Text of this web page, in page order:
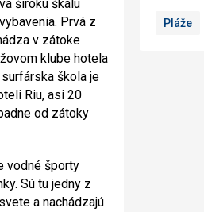
široku škálu
Prvá z
v zátoke
klube hotela
škola je
Riu, asi 20
od zátoky
vodné športy
Sú tu jedny z
a nachádzajú
Pláže